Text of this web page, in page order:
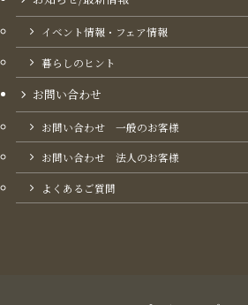
イベント情報・フェア情報
暮らしのヒント
お問い合わせ
お問い合わせ 一般のお客様
お問い合わせ 法人のお客様
よくあるご質問